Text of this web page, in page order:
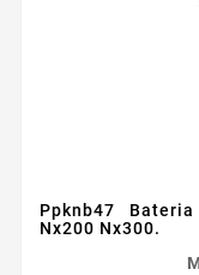
Ppknb47
Nx200 Nx300.